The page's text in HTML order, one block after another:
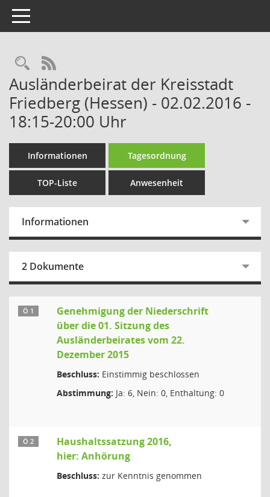
Toggle navigation
Rechercheauswahl
RSS-Feed
Ausländerbeirat der Kreisstadt
Friedberg (Hessen) - 02.02.2016 -
18:15-20:00 Uhr
Informationen Tagesordnung
TOP-Liste Anwesenheit
Informationen
2 Dokumente
Ö 1
Genehmigung der Niederschrift
über die 01. Sitzung des
Ausländerbeirates vom 22.
Dezember 2015
Beschluss: Einstimmig beschlossen
Abstimmung: Ja: 6, Nein: 0, Enthaltung: 0
Ö 2
Haushaltssatzung 2016,
hier: Anhörung
Beschluss: zur Kenntnis genommen